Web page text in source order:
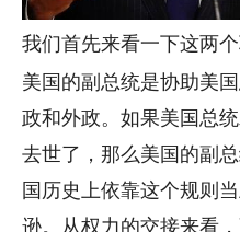
我们首先来看一下这两
美国的副总统是协助美
政和外政。如果美国总
去世了，那么美国的副
国历史上依靠这个规则
逊。从权力的交接来看